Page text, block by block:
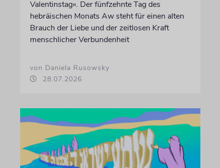
Valentinstag«. Der fünfzehnte Tag des
hebräischen Monats Aw steht für einen alten
Brauch der Liebe und der zeitlosen Kraft
menschlicher Verbundenheit
von Daniela Rusowsky
28.07.2026